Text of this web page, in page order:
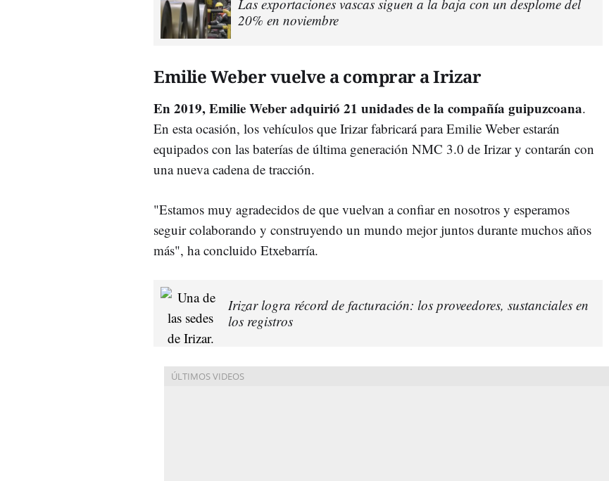
Las exportaciones vascas siguen a la baja con un desplome del
20% en noviembre
Emilie Weber vuelve a comprar a Irizar
En 2019, Emilie Weber adquirió 21 unidades de la compañía guipuzcoana.
En esta ocasión, los vehículos que Irizar fabricará para Emilie Weber estarán
equipados con las baterías de última generación NMC 3.0 de Irizar y contarán con
una nueva cadena de tracción.
"Estamos muy agradecidos de que vuelvan a confiar en nosotros y esperamos
seguir colaborando y construyendo un mundo mejor juntos durante muchos años
más", ha concluido Etxebarría.
Irizar logra récord de facturación: los proveedores, sustanciales en
los registros